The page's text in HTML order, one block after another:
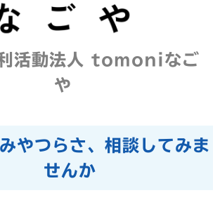
活動法人 tomoniなご
や
やつらさ、相談してみま
せんか